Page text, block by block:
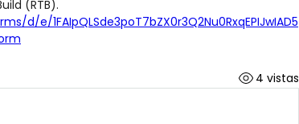
d/e/1FAIpQLSde3poT7bZX0r3Q2Nu0RxqEPIJwIAD5
4 vistas